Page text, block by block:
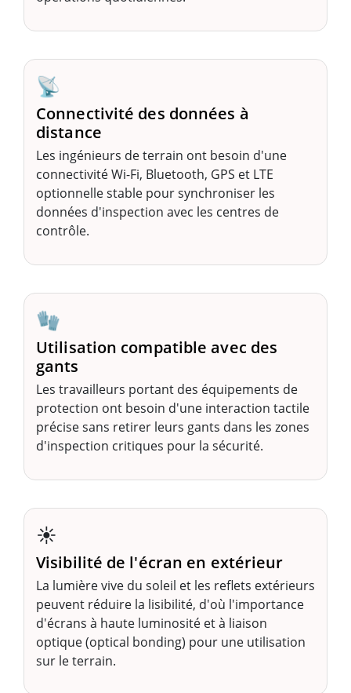
📡
Connectivité des données à
distance
Les ingénieurs de terrain ont besoin d'une
connectivité Wi-Fi, Bluetooth, GPS et LTE
optionnelle stable pour synchroniser les
données d'inspection avec les centres de
contrôle.
🧤
Utilisation compatible avec des
gants
Les travailleurs portant des équipements de
protection ont besoin d'une interaction tactile
précise sans retirer leurs gants dans les zones
d'inspection critiques pour la sécurité.
☀️
Visibilité de l'écran en extérieur
La lumière vive du soleil et les reflets extérieurs
peuvent réduire la lisibilité, d'où l'importance
d'écrans à haute luminosité et à liaison
optique (optical bonding) pour une utilisation
sur le terrain.